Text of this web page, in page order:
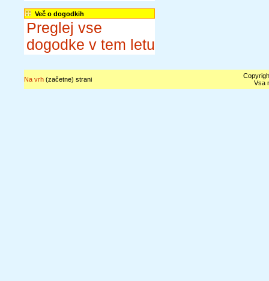
Več o dogodkih
Preglej vse
dogodke v tem letu
Na vrh(začetne) strani
Vsa